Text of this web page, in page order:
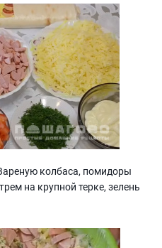
колбаса, помидоры
на крупной терке, зелень